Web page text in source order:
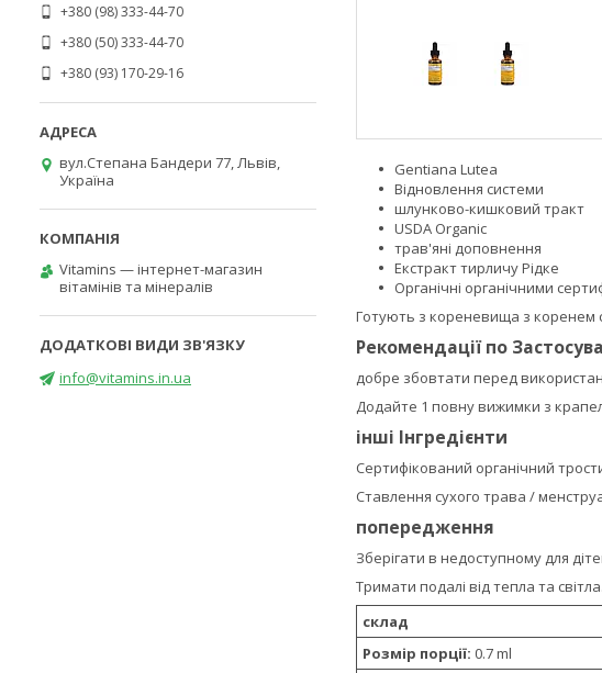
Gentiana Lutea
Відновлення системи
шлунково-кишковий тракт
USDA Organic
трав'яні доповнення
Екстракт тирличу Рідке
Органічні органічними
Готують з кореневища з коренем
Рекомендації по
добре збовтати перед
Додайте 1 повну вижимки з
інші Інгредієнти
Сертифікований органічний
Ставлення сухого трава /
попередження
Зберігати в недоступному для
Тримати подалі від тепла та світла.
склад
Розмір порції: 0.7 ml
+380 (98) 333-44-70
+380 (50) 333-44-70
+380 (93) 170-29-16
вул.Степана Бандери 77, Львів,
Україна
Vitamins — інтернет-магазин
вітамінів та мінералів
info@vitamins.in.ua